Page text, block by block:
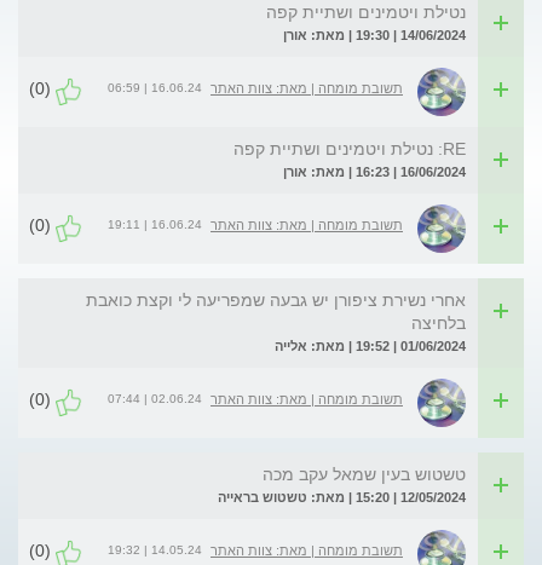
נטילת ויטמינים ושתיית קפה
14/06/2024 | 19:30 | מאת: אורן
תשובת מומחה | מאת: צוות האתר 16.06.24 | 06:59
(0)
RE: נטילת ויטמינים ושתיית קפה
16/06/2024 | 16:23 | מאת: אורן
תשובת מומחה | מאת: צוות האתר 16.06.24 | 19:11
(0)
אחרי נשירת ציפורן יש גבעה שמפריעה לי וקצת כואבת
בלחיצה
01/06/2024 | 19:52 | מאת: אלייה
תשובת מומחה | מאת: צוות האתר 02.06.24 | 07:44
(0)
טשטוש בעין שמאל עקב מכה
12/05/2024 | 15:20 | מאת: טשטוש בראייה
תשובת מומחה | מאת: צוות האתר 14.05.24 | 19:32
(0)